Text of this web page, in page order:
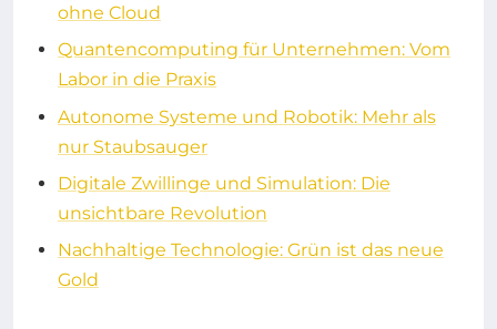
ohne Cloud
Quantencomputing für Unternehmen: Vom
Labor in die Praxis
Autonome Systeme und Robotik: Mehr als
nur Staubsauger
Digitale Zwillinge und Simulation: Die
unsichtbare Revolution
Nachhaltige Technologie: Grün ist das neue
Gold